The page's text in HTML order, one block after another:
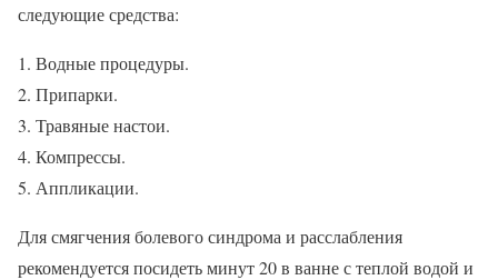
следующие средства:
Водные процедуры.
Припарки.
Травяные настои.
Компрессы.
Аппликации.
Для смягчения болевого синдрома и расслабления
рекомендуется посидеть минут 20 в ванне с теплой водой и